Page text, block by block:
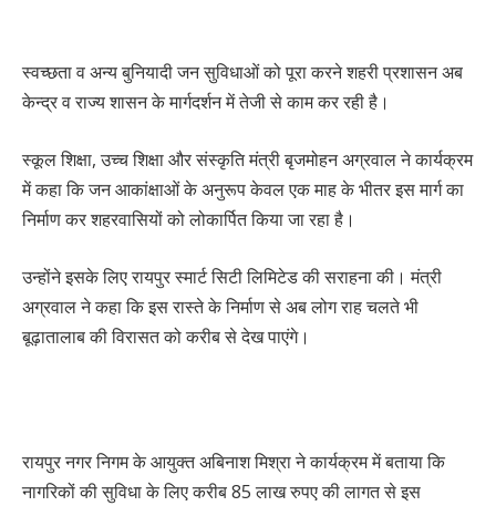
स्वच्छता व अन्य बुनियादी जन सुविधाओं को पूरा करने शहरी प्रशासन अब
केन्द्र व राज्य शासन के मार्गदर्शन में तेजी से काम कर रही है।
स्कूल शिक्षा, उच्च शिक्षा और संस्कृति मंत्री बृजमोहन अग्रवाल ने कार्यक्रम
में कहा कि जन आकांक्षाओं के अनुरूप केवल एक माह के भीतर इस मार्ग का
निर्माण कर शहरवासियों को लोकार्पित किया जा रहा है।
उन्होंने इसके लिए रायपुर स्मार्ट सिटी लिमिटेड की सराहना की। मंत्री
अग्रवाल ने कहा कि इस रास्ते के निर्माण से अब लोग राह चलते भी
बूढ़ातालाब की विरासत को करीब से देख पाएंगे।
रायपुर नगर निगम के आयुक्त अबिनाश मिश्रा ने कार्यक्रम में बताया कि
नागरिकों की सुविधा के लिए करीब 85 लाख रुपए की लागत से इस